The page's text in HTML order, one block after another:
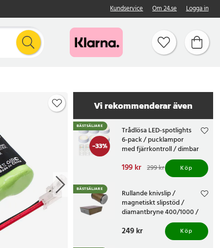
Kundservice Om 24.se Logga in
Vi rekommenderar även
-33%
BÄSTSÄLJARE
Trådlösa LED-spotlights
6-pack / pucklampor
med fjärrkontroll / dimbar
Nuvarande pris
Tidigare pris 299 kr
199 kr 299 kr Köp
BÄSTSÄLJARE
Rullande knivslip /
magnetiskt slipstöd /
diamantbryne 400/1000 /
knivvässare med fasta
vinklar
Pris:249 kr
249 kr Köp